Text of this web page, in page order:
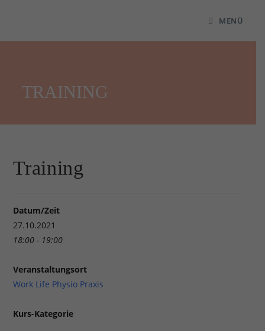
MENÜ
TRAINING
Training
Datum/Zeit
27.10.2021
18:00 - 19:00
Veranstaltungsort
Work Life Physio Praxis
Kurs-Kategorie